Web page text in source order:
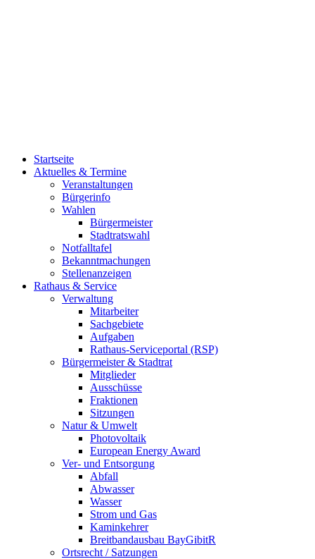
Startseite
Aktuelles & Termine
Veranstaltungen
Bürgerinfo
Wahlen
Bürgermeister
Stadtratswahl
Notfalltafel
Bekanntmachungen
Stellenanzeigen
Rathaus & Service
Verwaltung
Mitarbeiter
Sachgebiete
Aufgaben
Rathaus-Serviceportal (RSP)
Bürgermeister & Stadtrat
Mitglieder
Ausschüsse
Fraktionen
Sitzungen
Natur & Umwelt
Photovoltaik
European Energy Award
Ver- und Entsorgung
Abfall
Abwasser
Wasser
Strom und Gas
Kaminkehrer
Breitbandausbau BayGibitR
Ortsrecht / Satzungen